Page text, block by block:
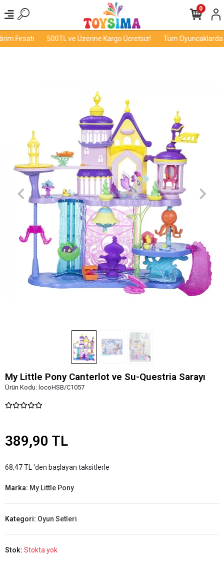
Fırsatı 500TL ve Üzerine Kargo Ücretsiz! Tüm Oyuncaklarda
0
My Little Pony Canterlot ve Su-Questria Sarayı
Ürün Kodu: locoHSB/C1057
389,90 TL
68,47 TL 'den başlayan taksitlerle
Marka: My Little Pony
Kategori: Oyun Setleri
Stok: Stokta yok